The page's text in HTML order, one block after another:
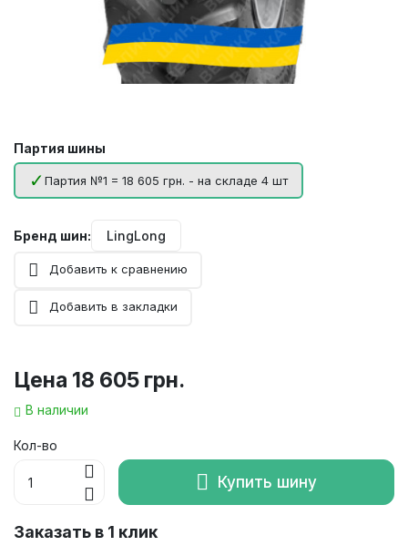
Партия шины
Партия №1 = 18 605 грн. - на складе 4 шт
Бренд шин: LingLong
Добавить к сравнению
Добавить в закладки
Цена 18 605 грн.
В наличии
Кол-во
Купить шину
Заказать в 1 клик